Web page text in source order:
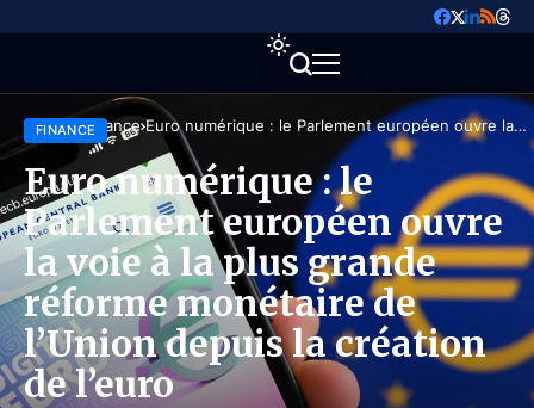
Accueil Finance Euro numérique : le Parlement européen ouvre la
voie à la plus grande réforme monétaire de l’Union
depuis la création de l’euro
FINANCE
Euro numérique : le
Parlement européen ouvre
la voie à la plus grande
réforme monétaire de
l’Union depuis la création
de l’euro